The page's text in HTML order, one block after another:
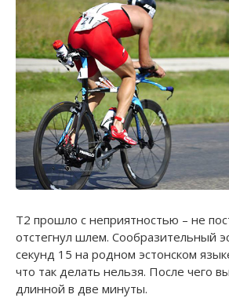
Т2 прошло с неприятностью – не
отстегнул шлем. Сообразительный
секунд 15 на родном эстонском
что так делать нельзя. После чего
длинной в две минуты.